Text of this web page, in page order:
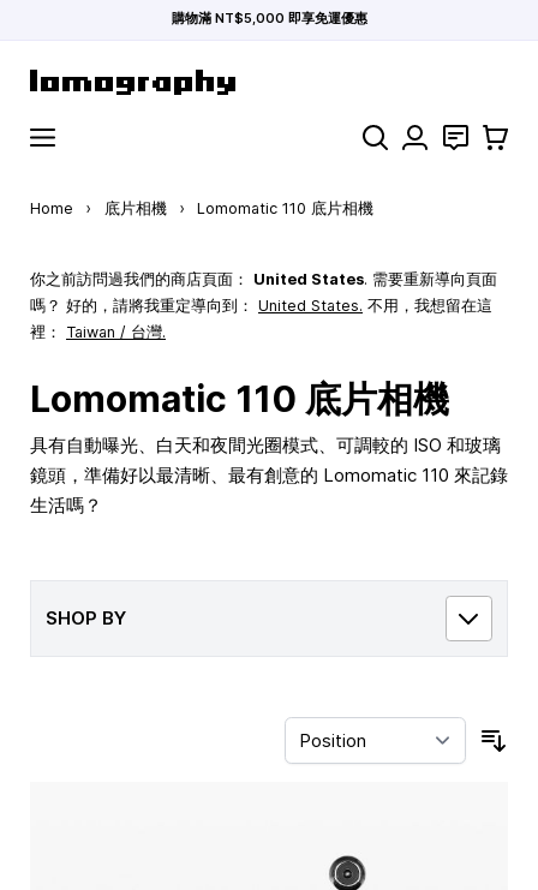
購物滿 NT$5,000 即享免運優惠
Search 聯絡 購物車
Home › 底片相機 › Lomomatic 110 底片相機
你之前訪問過我們的商店頁面： United States. 需要重新導向頁面
嗎？ 好的，請將我重定導向到： United States. 不用，我想留在這
裡： Taiwan / 台灣.
Lomomatic 110 底片相機
具有自動曝光、白天和夜間光圈模式、可調較的 ISO 和玻璃
鏡頭，準備好以最清晰、最有創意的 Lomomatic 110 來記錄
生活嗎？
SHOP BY